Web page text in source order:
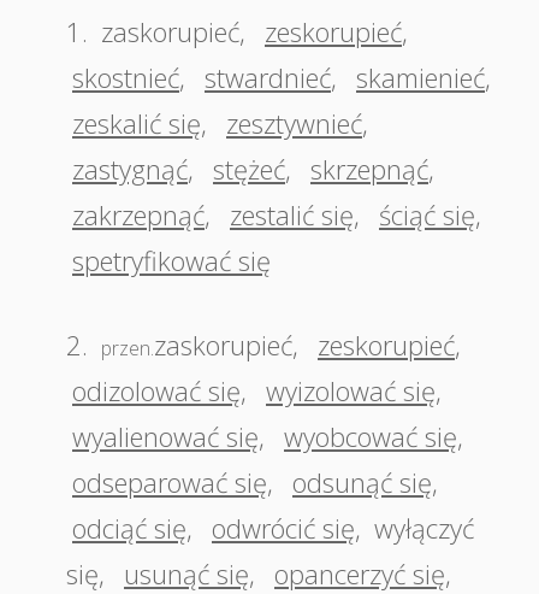
1. zaskorupieć, zeskorupieć,
skostnieć, stwardnieć, skamienieć,
zeskalić się, zesztywnieć,
zastygnąć, stężeć, skrzepnąć,
zakrzepnąć, zestalić się, ściąć się,
spetryfikować się
2. przen.zaskorupieć, zeskorupieć,
odizolować się, wyizolować się,
wyalienować się, wyobcować się,
odseparować się, odsunąć się,
odciąć się, odwrócić się, wyłączyć
się, usunąć się, opancerzyć się,